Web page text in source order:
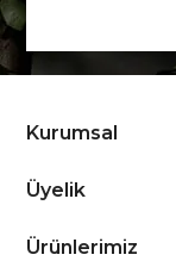
Kurumsal
Üyelik
Ürünlerimiz